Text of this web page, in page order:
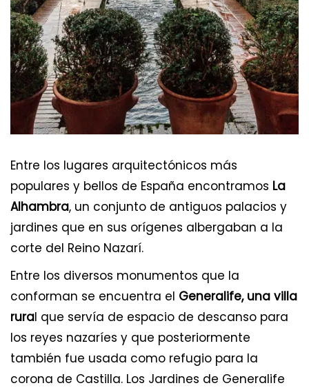
Entre los lugares arquitectónicos más
populares y bellos de España encontramos La
Alhambra, un conjunto de antiguos palacios y
jardines que en sus orígenes albergaban a la
corte del Reino Nazarí.
Entre los diversos monumentos que la
conforman se encuentra el Generalife, una villa
rural que servía de espacio de descanso para
los reyes nazaríes y que posteriormente
también fue usada como refugio para la
corona de Castilla. Los Jardines de Generalife